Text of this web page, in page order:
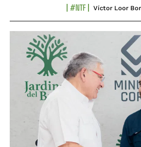
#NTF Víctor Loor